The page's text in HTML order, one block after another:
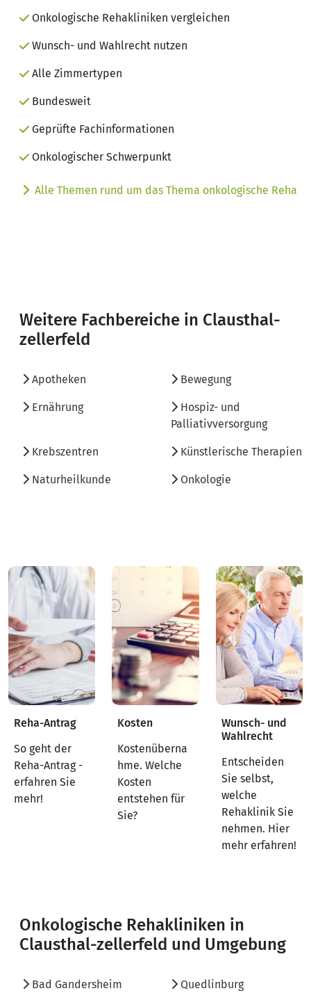
Onkologische Rehakliniken vergleichen
Wunsch- und Wahlrecht nutzen
Alle Zimmertypen
Bundesweit
Geprüfte Fachinformationen
Onkologischer Schwerpunkt
Alle Themen rund um das Thema onkologische Reha
Weitere Fachbereiche in Clausthal-
zellerfeld
Apotheken Bewegung
Ernährung
Hospiz- und
Palliativversorgung
Krebszentren Künstlerische Therapien
Naturheilkunde Onkologie
Reha-Antrag
So geht der
Reha-Antrag -
erfahren Sie
mehr!
Kosten
Kostenüberna
hme. Welche
Kosten
entstehen für
Sie?
Wunsch- und
Wahlrecht
Entscheiden
Sie selbst,
welche
Rehaklinik Sie
nehmen. Hier
mehr erfahren!
Onkologische Rehakliniken in
Clausthal-zellerfeld und Umgebung
Bad Gandersheim Quedlinburg